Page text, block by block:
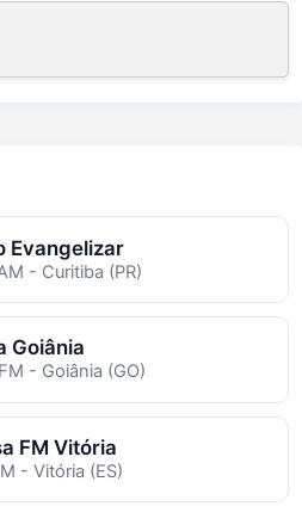
Evangelizar
- Curitiba (PR)
Goiânia
- Goiânia (GO)
FM Vitória
- Vitória (ES)